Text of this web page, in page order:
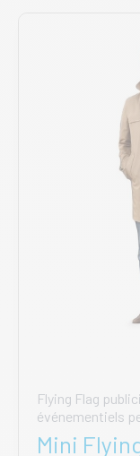
Flying Flag
événementiels
Mini